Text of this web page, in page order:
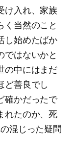
け入れ、家族
く当然のこと
し始めたばか
ではないかと
の中にはまだ
ど善良でし
確かだったで
れたのか、死
混じった疑問